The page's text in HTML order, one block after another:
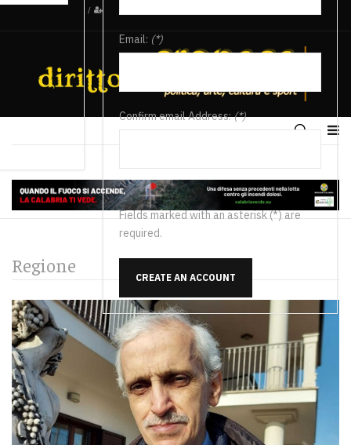
/
Email: (*)
Confirm email Address:(*)
Fields marked with an asterisk (*) are
required.
CREATE AN ACCOUNT
Regione